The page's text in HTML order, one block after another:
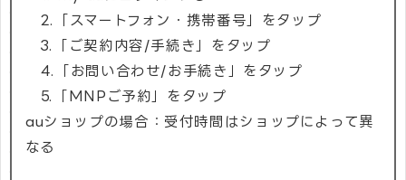
2.「スマートフォン・携帯番号」をタップ
3.「ご契約内容/手続き」をタップ
4.「お問い合わせ/お手続き」をタップ
5.「MNPご予約」をタップ
auショップの場合：受付時間はショップによって異
なる